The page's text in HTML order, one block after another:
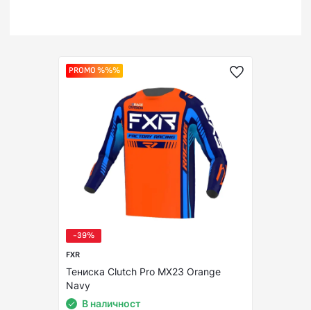
PROMO %%%
-39%
FXR
Тениска Clutch Pro MX23 Orange
Navy
В наличност